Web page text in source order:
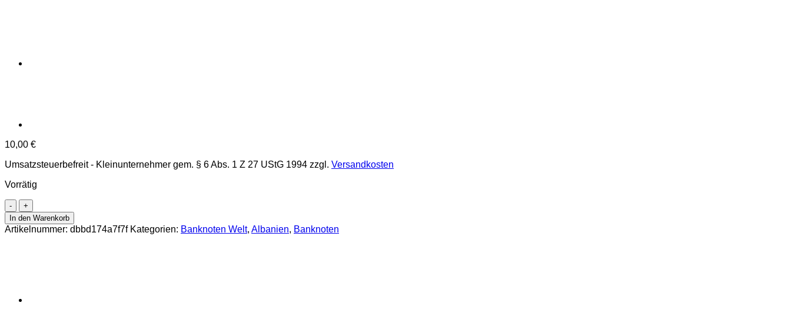
10,00 €
Umsatzsteuerbefreit - Kleinunternehmer gem. § 6 Abs. 1 Z 27 UStG 1994 zzgl. Versandkosten
Vorrätig
Albanien
-
500
Leke
In den Warenkorb
Artikelnummer: dbbd174a7f7f Kategorien: Banknoten Welt, Albanien, Banknoten